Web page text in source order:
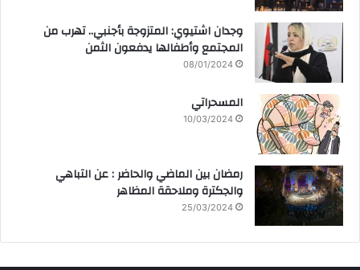
وجدان اشتيوي: المتزوجة بأجنبي.. تهرب من
المجتمع وأطفالها يدفعون الثمن
08/01/2024
المسحراتي
10/03/2024
رمضان بين الماضي والحاضر : عن التباهي
والجكترة وملاحقة المظاهر
25/03/2024